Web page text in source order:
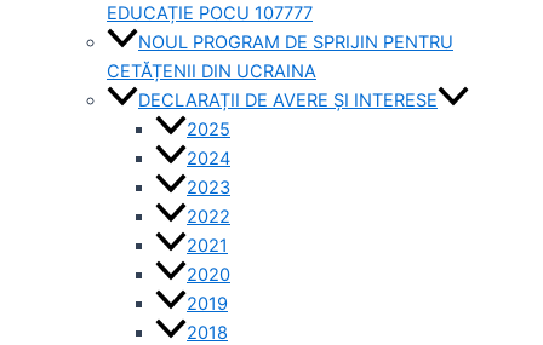
EDUCAȚIE POCU 107777
NOUL PROGRAM DE SPRIJIN PENTRU
CETĂȚENII DIN UCRAINA
DECLARAȚII DE AVERE ȘI INTERESE
2025
2024
2023
2022
2021
2020
2019
2018